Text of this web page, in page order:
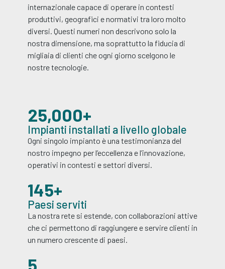
internazionale capace di operare in contesti
produttivi, geografici e normativi tra loro molto
diversi. Questi numeri non descrivono solo la
nostra dimensione, ma soprattutto la fiducia di
migliaia di clienti che ogni giorno scelgono le
nostre tecnologie.
25,000+
Impianti installati a livello globale
Ogni singolo impianto è una testimonianza del
nostro impegno per l’eccellenza e l’innovazione,
operativi in contesti e settori diversi.
145+
Paesi serviti
La nostra rete si estende, con collaborazioni attive
che ci permettono di raggiungere e servire clienti in
un numero crescente di paesi.
5